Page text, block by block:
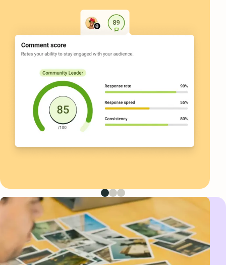
Erstes Bild
Zweites Bild
Drittes Bild